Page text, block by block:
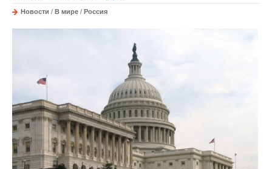
Новости / В мире / Россия